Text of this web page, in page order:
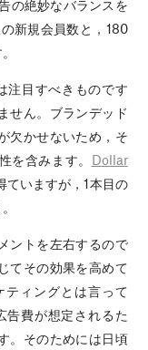
の絶妙なバランスを
新規会員数と，180
注目すべきものです
せん。ブランデッド
欠かせないため，そ
を含みます。 Dollar
ていますが，1本目の
ントを左右するので
てその効果を高めて
ティングとは言って
告費が想定されるた
。そのためには日頃